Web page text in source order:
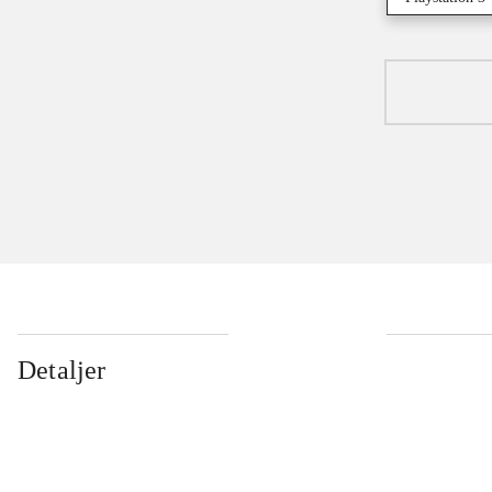
Detaljer